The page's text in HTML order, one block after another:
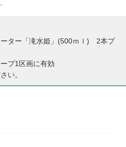
ター「滝水姫」(500ｍｌ) 2本プ
プ1区画に有効
い。